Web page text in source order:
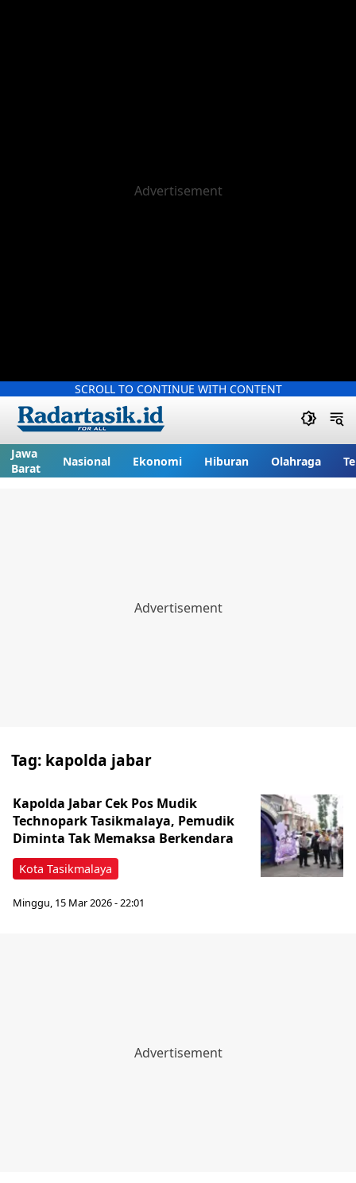
SCROLL TO CONTINUE WITH CONTENT
Jawa
Barat
Nasional Ekonomi Hiburan Olahraga
Tag: kapolda jabar
Kota Tasikmalaya
Kapolda Jabar Cek Pos Mudik
Technopark Tasikmalaya, Pemudik
Diminta Tak Memaksa Berkendara
Minggu, 15 Mar 2026 - 22:01